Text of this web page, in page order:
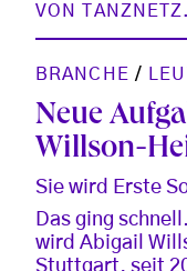
VON
BRANCHE /
Neue
Willson-
Sie wird Erste
Das ging
wird Abigail
Stuttgart, seit